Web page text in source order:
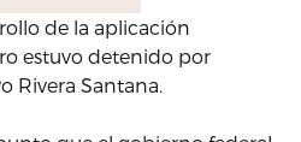
de la aplicación
estuvo detenido por
Rivera Santana.